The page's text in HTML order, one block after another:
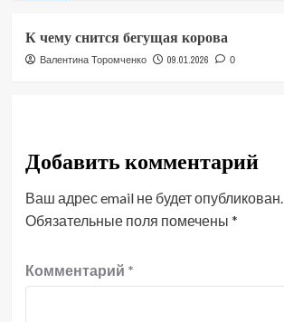
К чему снится бегущая корова
Валентина Торомченко 09.01.2026 0
Добавить комментарий
Ваш адрес email не будет опубликован.
Обязательные поля помечены *
Комментарий *